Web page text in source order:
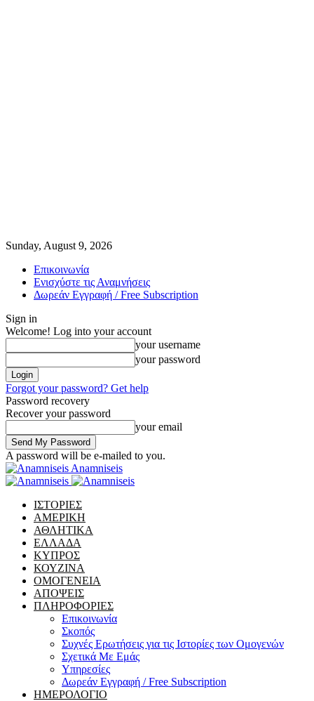
Sunday, August 9, 2026
Επικοινωνία
Ενισχύστε τις Αναμνήσεις
Δωρεάν Εγγραφή / Free Subscription
Sign in
Welcome! Log into your account
your username
your password
Forgot your password? Get help
Password recovery
Recover your password
your email
A password will be e-mailed to you.
Anamniseis
ΙΣΤΟΡΙΕΣ
ΑΜΕΡΙΚΗ
ΑΘΛΗΤΙΚΑ
ΕΛΛΑΔΑ
ΚΥΠΡΟΣ
ΚΟΥΖΙΝΑ
ΟΜΟΓΕΝΕΙΑ
ΑΠΟΨΕΙΣ
ΠΛΗΡΟΦΟΡΙΕΣ
Επικοινωνία
Σκοπός
Συχνές Ερωτήσεις για τις Ιστορίες των Ομογενών
Σχετικά Με Εμάς
Υπηρεσίες
Δωρεάν Εγγραφή / Free Subscription
ΗΜΕΡΟΛΟΓΙΟ